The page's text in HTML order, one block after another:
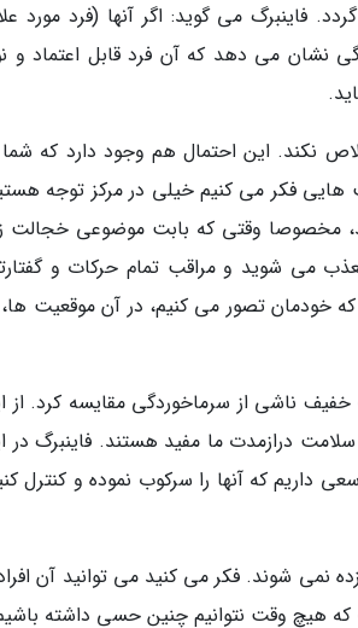
می گوید: اگر آنها (فرد مورد
نشان می دهد که آن فرد قابل اعتماد و
نکند. این احتمال هم وجود دارد که شما
فکر می کنیم خیلی در مرکز توجه
مخصوصا وقتی که بابت موضوعی خجالت
می شوید و مراقب تمام حرکات و
خودمان تصور می کنیم، در آن موقعیت
ناشی از سرماخوردگی مقایسه کرد. از
سلامت درازمدت ما مفید هستند. فاینبرگ در
داریم که آنها را سرکوب نموده و کنترل
شوند. فکر می کنید می توانید آن
هیچ وقت نتوانیم چنین حسی داشته